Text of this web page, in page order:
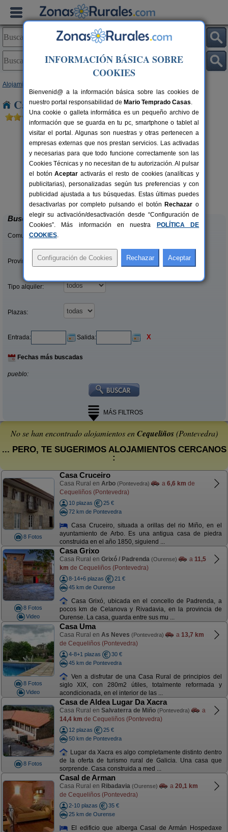
Alojamientos
Casas Rurales cerca de Cequeliños
8-14 pers.
desde25 €
Casa Rural Torre Vella
Bueu (Pontevedra)
Buscar
Comunidades:
Provincias/Islas:
Tipo alquiler:
Plazas:
Entrada: Salida: X
Fechas más buscadas
pueblo:
MÁS FILTROS
No se han encontrado alojamientos enCequeliños(Pontevedra)
... PERO, TE SUGERIMOS ALOJAMIENTOS CERCANOS
:
8 Fotos
Casa Cruceiro
Casa Rural en Arbo (Pontevedra) a 6,6 km de
Cequeliños (Pontevedra)
10 plazas
25 €
72 km de Pontevedra
Casa Cruceiro, situada a orillas del rio Miño, en el
ayuntamiento de Arbo. Es una antigua casa de piedra
construida en el año 1850, siguiend ...
8 Fotos
Video
Casa Grixo
Casa Rural en Grixó / Padrenda (Ourense) a 11,5
km de Cequeliños (Pontevedra)
8-14+6 plazas
21 €
45 km de Ourense
Casa Grixó, ubicada en el concello de Padrenda, a
pocos km de Celanova y Rivadavia, en la provincia de
Ourense. La casa, guarda entre sus mu ...
8 Fotos
Video
Casa Uma
Casa Rural en As Neves (Pontevedra) a 13,7 km
de Cequeliños (Pontevedra)
4-8+1 plazas
30 €
45 km de Pontevedra
Ven a disfrutar de una Casa Rural de principios del
siglo XIX, con 280m2 útiles, totalmente reformada y
acondicionada, en el interior de las ...
8 Fotos
Casa de Aldea Lugar Da Xacra
Casa Rural en Salvaterra de Miño (Pontevedra)
a
14,4 km de Cequeliños (Pontevedra)
12 plazas
25 €
50 km de Pontevedra
Lugar da Xacra es algo completamente distinto dentro
de la oferta de turismo rural de Galicia. Una casa que
sorprende. Casa construida a med ...
Casal de Arman
Casa Rural en Ribadavia (Ourense) a 20,1 km
de Cequeliños (Pontevedra)
2-10 plazas
35 €
25 km de Ourense
El edificio que alberga Casal de Armán Hospedaxe
INFORMACIÓN BÁSICA SOBRE
COOKIES
Bienvenid@ a la información básica sobre las cookies de
nuestro portal responsabilidad de Mario Temprado Casas.
Una cookie o galleta informática es un pequeño archivo de
información que se guarda en tu pc, smartphone o tablet al
visitar el portal. Algunas son nuestras y otras pertenecen a
empresas externas que nos prestan servicios. Las activadas
y necesarias para que todo funcione correctamente son las
Cookies Técnicas y no necesitan de tu autorización. Al pulsar
el botónAceptar activarás el resto de cookies (analíticas y
publicitarias), personalizadas según tus preferencias y con
publicidad ajustada a tus búsquedas. Estas últimas puedes
desactivarlas por completo pulsando el botón Rechazar o
elegir su activación/desactivación desde “Configuración de
Cookies”. Más información en nuestra
POLÍTICA DE
COOKIES.